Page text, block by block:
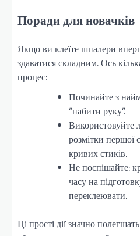
Поради для новачків
Якщо ви клеїте шпалери
здаватися складним. Ось
процес:
Починайте з
“набити руку”.
Використовуйте
розмітки першої
кривих стиків.
Не поспішайте:
часу на
переклеювати.
Ці прості дії значно